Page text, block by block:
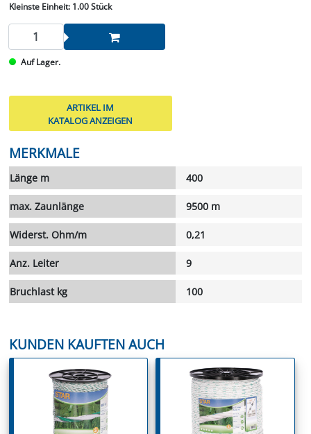
Kleinste Einheit:1.00 Stück
Auf Lager.
ARTIKEL IM
KATALOG ANZEIGEN
MERKMALE
Länge m 400
max. Zaunlänge 9500 m
Widerst. Ohm/m 0,21
Anz. Leiter 9
Bruchlast kg 100
KUNDEN KAUFTEN AUCH